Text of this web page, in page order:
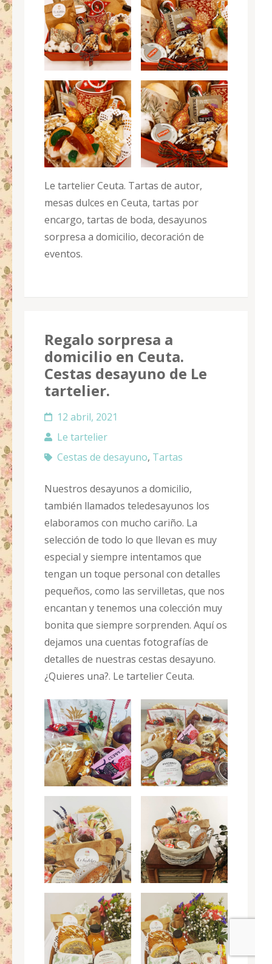
Le tartelier Ceuta. Tartas de autor,
mesas dulces en Ceuta, tartas por
encargo, tartas de boda, desayunos
sorpresa a domicilio, decoración de
eventos.
Regalo sorpresa a
domicilio en Ceuta.
Cestas desayuno de Le
tartelier.
12 abril, 2021
Le tartelier
Cestas de desayuno, Tartas
Nuestros desayunos a domicilio,
también llamados teledesayunos los
elaboramos con mucho cariño. La
selección de todo lo que llevan es muy
especial y siempre intentamos que
tengan un toque personal con detalles
pequeños, como las servilletas, que nos
encantan y tenemos una colección muy
bonita que siempre sorprenden. Aquí os
dejamos una cuentas fotografías de
detalles de nuestras cestas desayuno.
¿Quieres una?. Le tartelier Ceuta.